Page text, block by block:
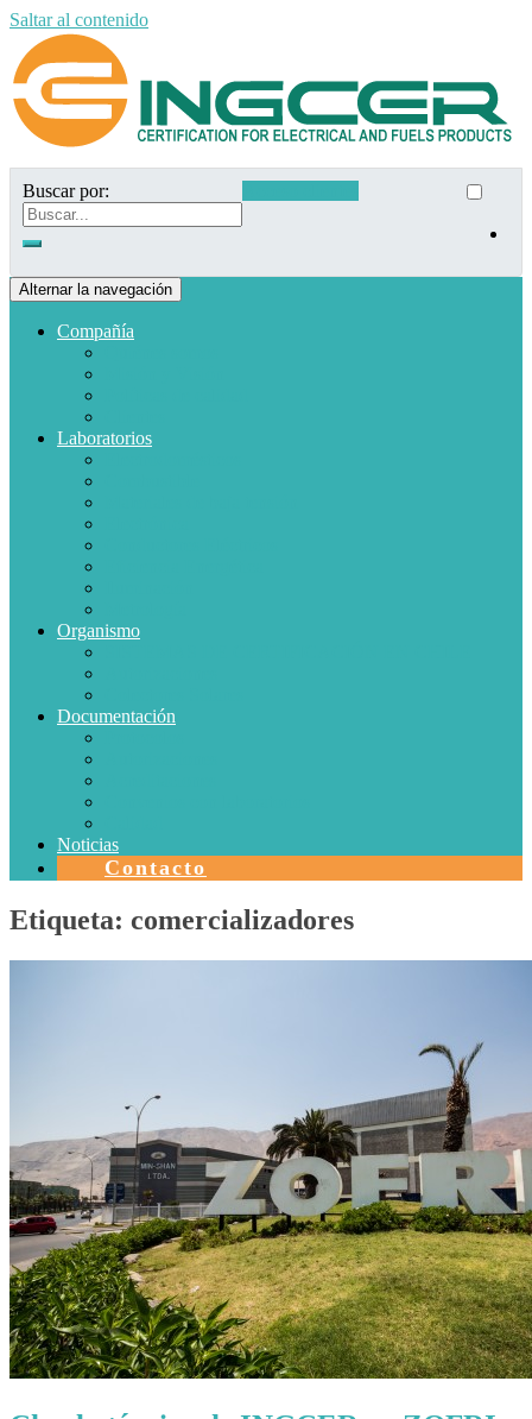
Saltar al contenido
Buscar por:
Alternar la navegación
Compañía
Laboratorios
Organismo
Documentación
Noticias
Contacto
Etiqueta: comercializadores